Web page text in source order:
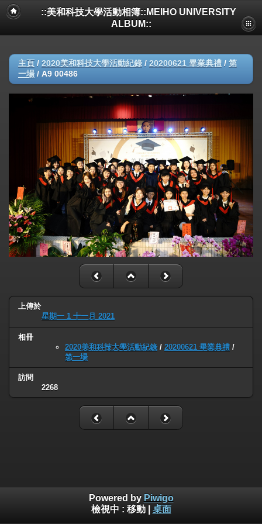
::美和科技大學活動相簿::MEIHO UNIVERSITY
ALBUM::
主頁 / 2020美和科技大學活動紀錄 / 20200621 畢業典禮 / 第
一場 / A9 00486
上傳於
星期一 1 十一月 2021
相冊
2020美和科技大學活動紀錄 / 20200621 畢業典禮 /
第一場
訪問
2268
Powered by Piwigo
檢視中 : 移動| 桌面